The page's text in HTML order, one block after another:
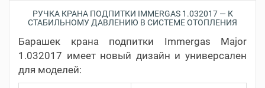
РУЧКА КРАНА ПОДПИТКИ IMMERGAS 1.032017 — К
СТАБИЛЬНОМУ ДАВЛЕНИЮ В СИСТЕМЕ ОТОПЛЕНИЯ
Барашек крана подпитки Immergas Major
1.032017 имеет новый дизайн и универсален
для моделей: